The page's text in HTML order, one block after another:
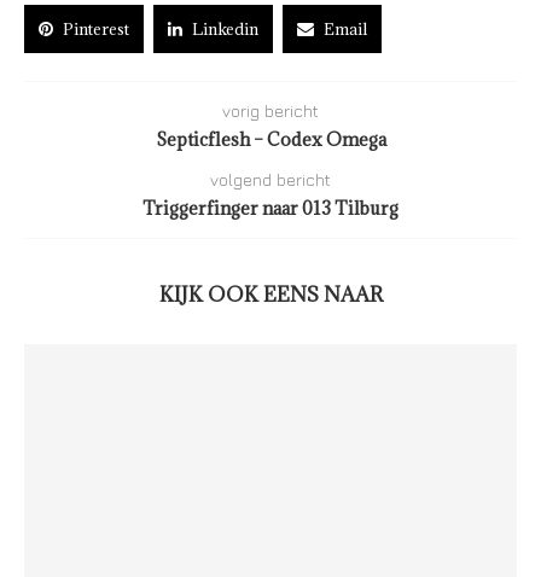
Pinterest Linkedin Email
vorig bericht
Septicflesh – Codex Omega
volgend bericht
Triggerfinger naar 013 Tilburg
KIJK OOK EENS NAAR